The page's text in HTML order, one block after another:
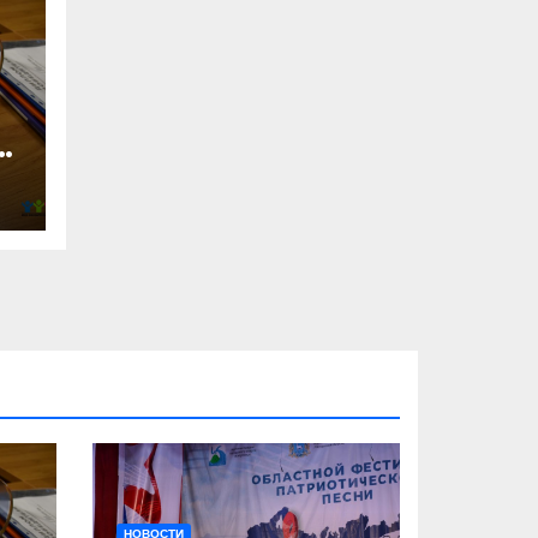
НОВОСТИ